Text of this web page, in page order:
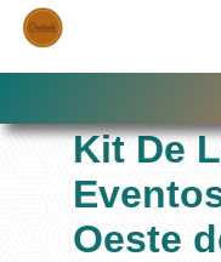
Kit De
Oeste